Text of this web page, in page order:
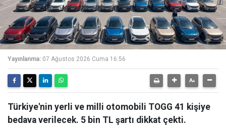
Yayınlanma: 07 Ağustos 2026 Cuma 16:56
Türkiye'nin yerli ve milli otomobili TOGG 41 kişiye
bedava verilecek. 5 bin TL şartı dikkat çekti.